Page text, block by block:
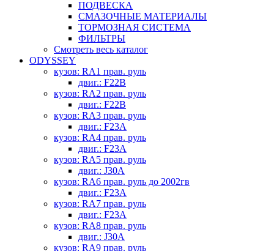
ПОДВЕСКА
СМАЗОЧНЫЕ МАТЕРИАЛЫ
ТОРМОЗНАЯ СИСТЕМА
ФИЛЬТРЫ
Смотреть весь каталог
ODYSSEY
кузов: RA1 прав. руль
двиг.: F22B
кузов: RA2 прав. руль
двиг.: F22B
кузов: RA3 прав. руль
двиг.: F23A
кузов: RA4 прав. руль
двиг.: F23A
кузов: RA5 прав. руль
двиг.: J30A
кузов: RA6 прав. руль до 2002гв
двиг.: F23A
кузов: RA7 прав. руль
двиг.: F23A
кузов: RA8 прав. руль
двиг.: J30A
кузов: RA9 прав. руль